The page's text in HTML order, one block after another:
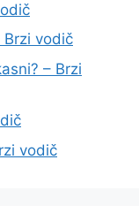
Brzi vodič
– Brzi
vodič